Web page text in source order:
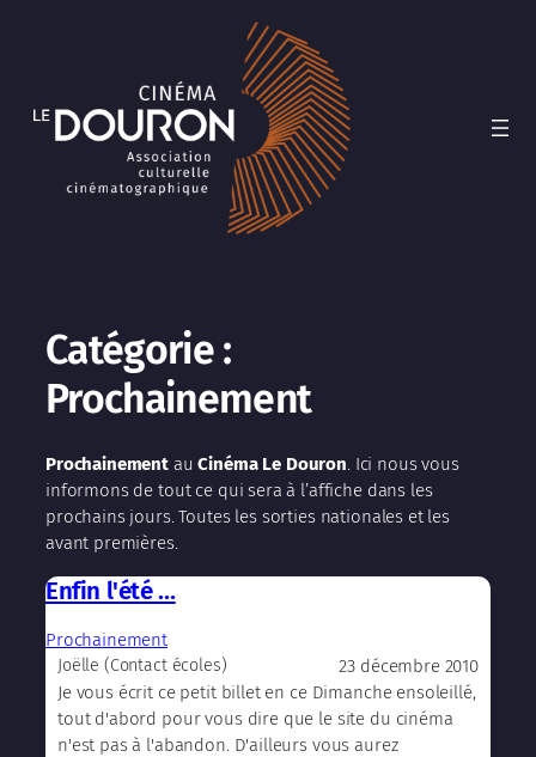
Catégorie :
Prochainement
Prochainement auCinéma Le Douron. Ici nous vous
informons de tout ce qui sera à l’affiche dans les
prochains jours. Toutes les sorties nationales et les
avant premières.
Enfin l'été …
Prochainement
Joëlle (Contact écoles)
23 décembre 2010
Je vous écrit ce petit billet en ce Dimanche ensoleillé,
tout d'abord pour vous dire que le site du cinéma
n'est pas à l'abandon. D'ailleurs vous aurez